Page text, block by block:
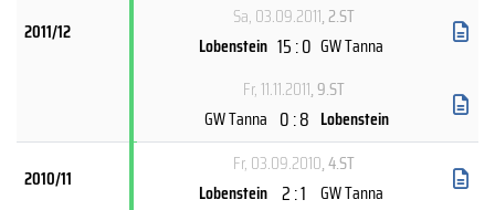
2011/12
Sa, 03.09.2011, 2.ST
Lobenstein 15 : 0 GW Tanna
Fr, 11.11.2011, 9.ST
GW Tanna 0 : 8 Lobenstein
2010/11
Fr, 03.09.2010, 4.ST
Lobenstein 2 : 1 GW Tanna